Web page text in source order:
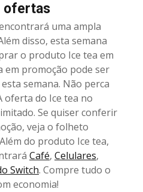
ofertas
uma ampla
disso, esta semana
o produto Ice tea em
em promoção pode ser
semana. Não perca
oferta do Ice tea no
Se quiser conferir
veja o folheto
do produto Ice tea,
Café, Celulares,
Switch. Compre tudo o
economia!